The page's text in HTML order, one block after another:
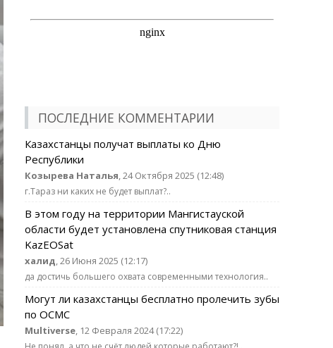
ПОСЛЕДНИЕ КОММЕНТАРИИ
Казахстанцы получат выплаты ко Дню
Республики
Козырева Наталья, 24 Октября 2025 (12:48)
г.Тараз ни каких не будет выплат?..
В этом году на территории Мангистауской
области будет установлена спутниковая станция
KazEOSat
халид, 26 Июня 2025 (12:17)
да достичь большего охвата современными технология..
Могут ли казахстанцы бесплатно пролечить зубы
по ОСМС
Multiverse, 12 Февраля 2024 (17:22)